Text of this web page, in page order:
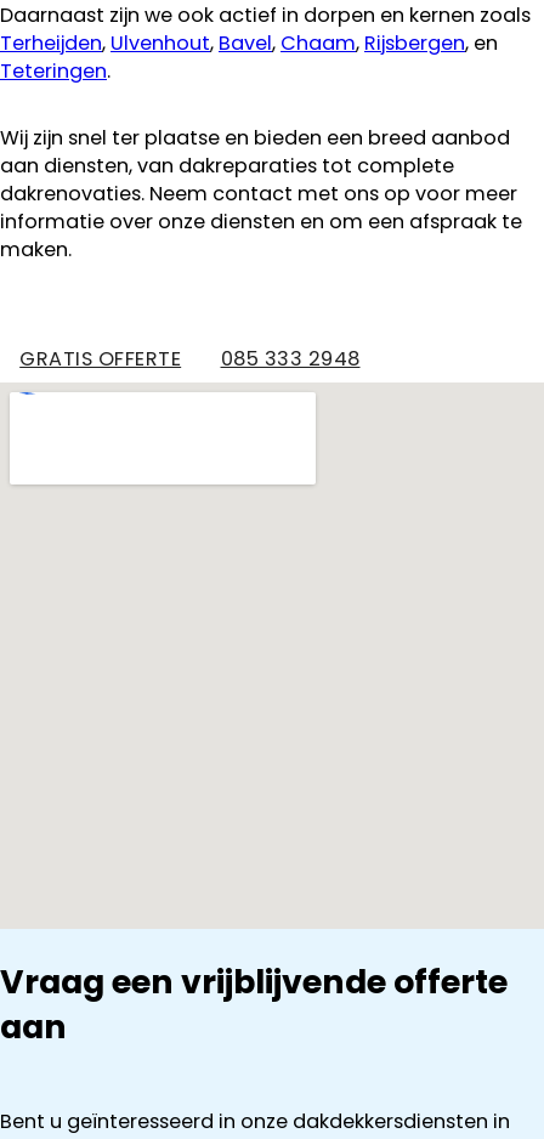
Daarnaast zijn we ook actief in dorpen en kernen zoals
Terheijden, Ulvenhout, Bavel, Chaam, Rijsbergen, en
Teteringen.
Wij zijn snel ter plaatse en bieden een breed aanbod
aan diensten, van dakreparaties tot complete
dakrenovaties. Neem contact met ons op voor meer
informatie over onze diensten en om een afspraak te
maken.
GRATIS OFFERTE 085 333 2948
Vraag een vrijblijvende offerte
aan
Bent u geïnteresseerd in onze dakdekkersdiensten in